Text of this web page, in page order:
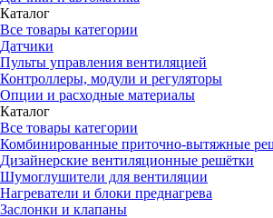
Каталог
Все товары категории
Датчики
Пульты управления вентиляцией
Контроллеры, модули и регуляторы
Опции и расходные материалы
Каталог
Все товары категории
Комбинированные приточно-вытяжные
Дизайнерские вентиляционные решётки
Шумоглушители для вентиляции
Нагреватели и блоки преднагрева
Заслонки и клапаны